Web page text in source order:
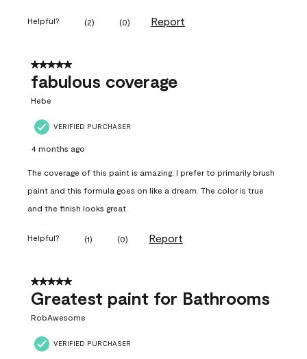
Helpful? (2) (0) Report
5 out of 5 stars.
fabulous coverage
Hebe
VERIFIED PURCHASER
4 months ago
The coverage of this paint is amazing. I prefer to primarily brush
paint and this formula goes on like a dream. The color is true
and the finish looks great.
Helpful? (1) (0) Report
5 out of 5 stars.
Greatest paint for Bathrooms
RobAwesome
VERIFIED PURCHASER